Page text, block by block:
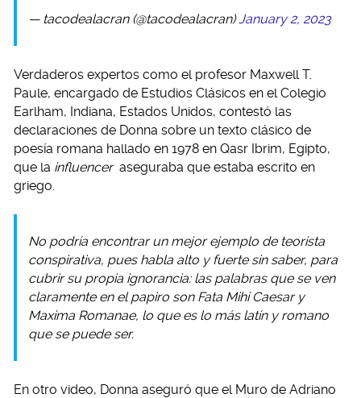
— tacodealacran (@tacodealacran)January 2, 2023
Verdaderos expertos como el profesor Maxwell T.
Paule, encargado de Estudios Clásicos en el Colegio
Earlham, Indiana, Estados Unidos, contestó las
declaraciones de Donna sobre un texto clásico de
poesía romana hallado en 1978 en Qasr Ibrim, Egipto,
que la influencer aseguraba que estaba escrito en
griego.
No podría encontrar un mejor ejemplo de teorista
conspirativa, pues habla alto y fuerte sin saber, para
cubrir su propia ignorancia: las palabras que se ven
claramente en el papiro son Fata Mihi Caesar y
Maxima Romanae, lo que es lo más latín y romano
que se puede ser.
En otro video, Donna aseguró que el Muro de Adriano